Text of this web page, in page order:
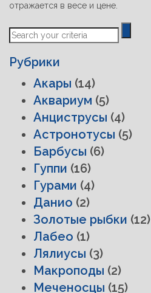
отражается в весе и цене.
Previous
Post
Next
Post
Рубрики
Акары (14)
Аквариум (5)
Анциструсы (4)
Астронотусы (5)
Барбусы (6)
Гуппи (16)
Гурами (4)
Данио (2)
Золотые рыбки (12)
Лабео (1)
Лялиусы (3)
Макроподы (2)
Меченосцы (15)